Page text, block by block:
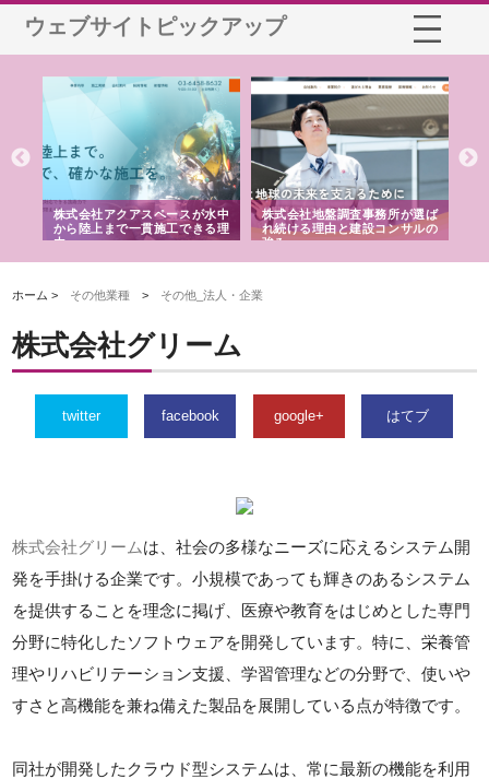
ウェブサイトピックアップ
株式会社アクアスペースが水中
から陸上まで一貫施工できる理
由
株式会社地盤調査事務所が選ば
れ続ける理由と建設コンサルの
強み
ホーム > その他業種 > その他_法人・企業
株式会社グリーム
twitter facebook google+ はてブ
株式会社グリームは、社会の多様なニーズに応えるシステム開
発を手掛ける企業です。小規模であっても輝きのあるシステム
を提供することを理念に掲げ、医療や教育をはじめとした専門
分野に特化したソフトウェアを開発しています。特に、栄養管
理やリハビリテーション支援、学習管理などの分野で、使いや
すさと高機能を兼ね備えた製品を展開している点が特徴です。
同社が開発したクラウド型システムは、常に最新の機能を利用